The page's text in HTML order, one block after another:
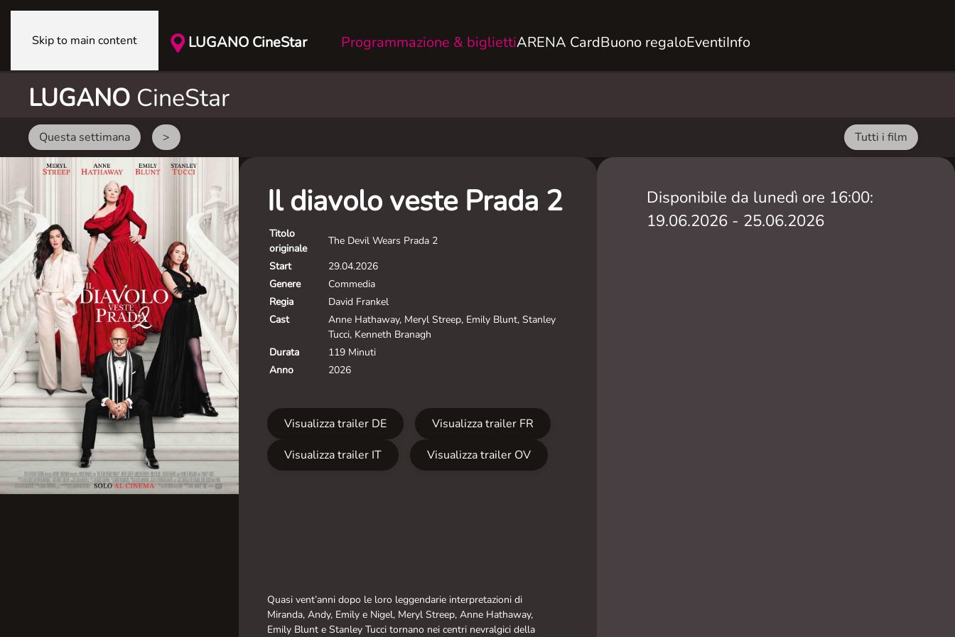
Skip to main content LUGANO CineStar Programmazione & bigliettiARENA CardBuono regaloEventiInfo
LUGANO CineStar
Questa settimana > Tutti i film
Il diavolo veste Prada 2
Titolo
originale
The Devil Wears Prada 2
Start
29.04.2026
Genere
Commedia
Regia
David Frankel
Cast
Anne Hathaway, Meryl Streep, Emily Blunt, Stanley
Tucci, Kenneth Branagh
Durata
119 Minuti
Anno
2026
Visualizza trailer DE
Visualizza trailer FR
Visualizza trailer IT
Visualizza trailer OV
Quasi vent’anni dopo le loro leggendarie interpretazioni di
Miranda, Andy, Emily e Nigel, Meryl Streep, Anne Hathaway,
Emily Blunt e Stanley Tucci tornano nei centri nevralgici della
Disponibile da lunedì ore 16:00:
19.06.2026 - 25.06.2026